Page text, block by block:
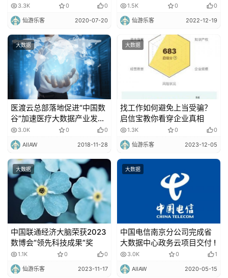
3.3K 0 0
仙游乐客 2020-07-20
1.5K 0 0
仙游乐客 2022-12-19
大数据
医渡云总部落地促进“中国数
谷”加速医疗大数据产业发
展！
3.0K 0 0
AIIAW 2018-11-28
大数据
找工作如何避免上当受骗？
启信宝教你看穿企业真相
1.3K 0 0
仙游乐客 2023-12-05
大数据
中国联通经济大脑荣获2023
数博会“领先科技成果”奖
1.1K 0 0
仙游乐客 2023-11-17
大数据
中国电信南京分公司完成省
大数据中心政务云项目交付 !
3.0K 0 1
AIIAW 2020-05-15